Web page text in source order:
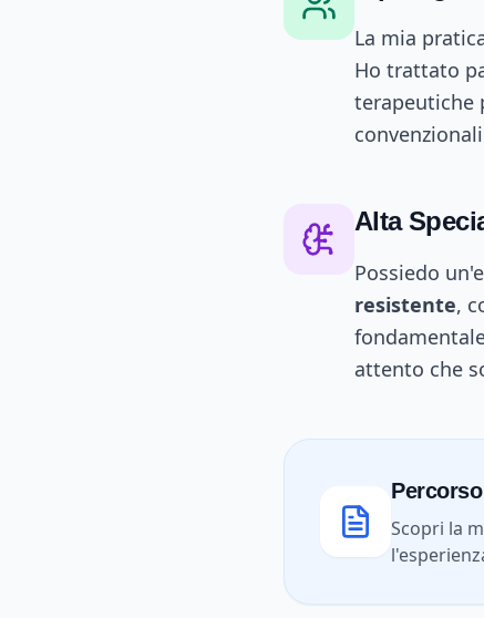
La mia
Ho trattato
terapeutiche
Alta
Possiedo
resistente,
attento che
Scopri la